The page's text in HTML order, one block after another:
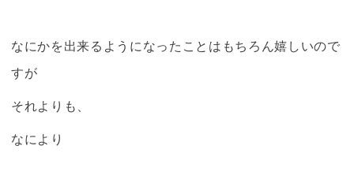
なにかを出来るようになったことはもちろん嬉しいので
すが
それよりも、
なにより